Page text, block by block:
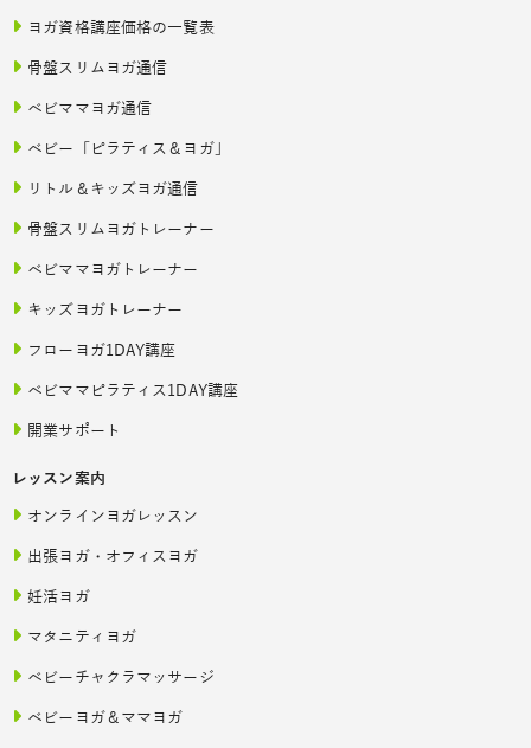
ヨガ資格講座価格の一覧表
骨盤スリムヨガ通信
ベビママヨガ通信
ベビー「ピラティス＆ヨガ」
リトル＆キッズヨガ通信
骨盤スリムヨガトレーナー
ベビママヨガトレーナー
キッズヨガトレーナー
フローヨガ1DAY講座
ベビママピラティス1DAY講座
開業サポート
レッスン案内
オンラインヨガレッスン
出張ヨガ・オフィスヨガ
妊活ヨガ
マタニティヨガ
ベビーチャクラマッサージ
ベビーヨガ＆ママヨガ